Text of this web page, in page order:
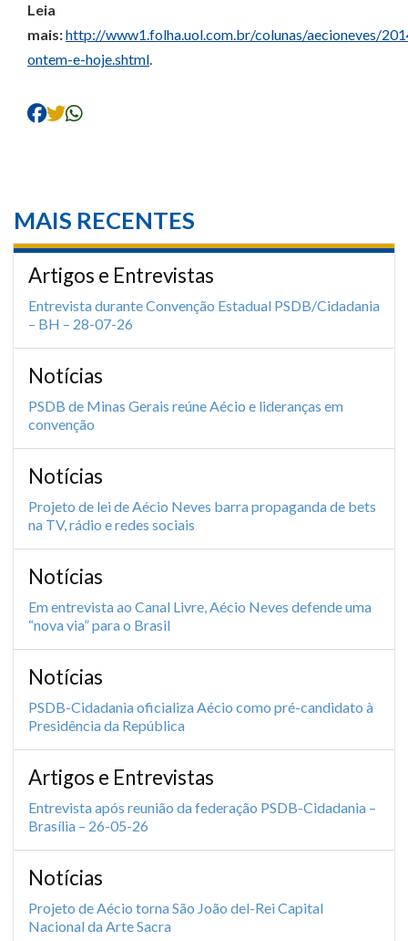
Leia
mais:http://www1.folha.uol.com.br/colunas/aecioneves/
ontem-e-hoje.shtml.
MAIS RECENTES
Artigos e Entrevistas
Entrevista durante Convenção Estadual PSDB/Cidadania
– BH – 28-07-26
Notícias
PSDB de Minas Gerais reúne Aécio e lideranças em
convenção
Notícias
Projeto de lei de Aécio Neves barra propaganda de bets
na TV, rádio e redes sociais
Notícias
Em entrevista ao Canal Livre, Aécio Neves defende uma
“nova via” para o Brasil
Notícias
PSDB-Cidadania oficializa Aécio como pré-candidato à
Presidência da República
Artigos e Entrevistas
Entrevista após reunião da federação PSDB-Cidadania –
Brasília – 26-05-26
Notícias
Projeto de Aécio torna São João del-Rei Capital
Nacional da Arte Sacra